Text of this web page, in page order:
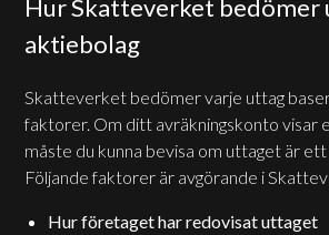
Hur Skatteverket bedömer
aktiebolag
Skatteverket bedömer varje uttag
faktorer. Om ditt avräkningskonto visar
måste du kunna bevisa om uttaget är ett
Följande faktorer är avgörande i
Hur företaget har redovisat uttaget